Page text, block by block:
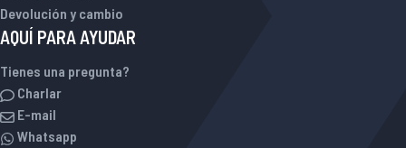
Devolución y cambio
AQUÍ PARA AYUDAR
Tienes una pregunta?
Charlar
E-mail
Whatsapp